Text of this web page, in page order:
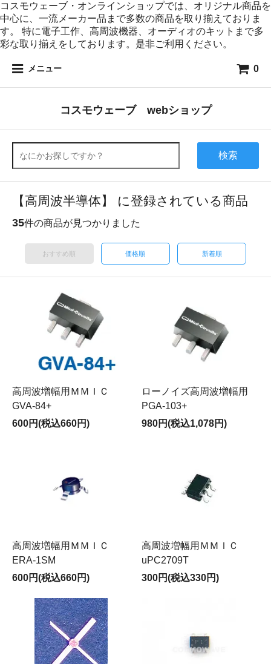
コスモウェーブ・オンラインショップでは、オリジナル商品を
中心に、一流メーカー品まで多数の商品を取り揃えておりま
す。 特に電子工作、高周波機器、オーディオのキットまで多
彩な取り揃えをしております。是非ご利用ください。
メニュー 0
コスモウェーブ webショップ
検索
【高周波半導体】 に登録されている商品
35件の商品が見つかりました
おすすめ順 価格順 新着順
高周波増幅用ＭＭＩＣ
GVA-84+
600円(税込660円)
ローノイズ高周波増幅用
PGA-103+
980円(税込1,078円)
高周波増幅用ＭＭＩＣ
ERA-1SM
600円(税込660円)
高周波増幅用ＭＭＩＣ
uPC2709T
300円(税込330円)